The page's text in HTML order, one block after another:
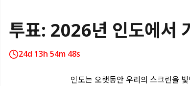
투표: 2026년 인도에서
24d 13h 54m 47s
인도는 오랫동안 우리의 스크린을